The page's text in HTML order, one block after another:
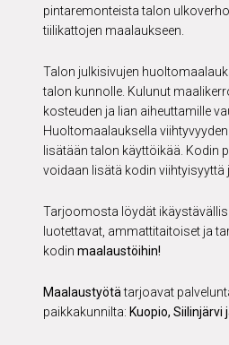
pintaremonteista talon
tiilikattojen maalaukseen.
Talon julkisivujen
talon kunnolle. Kulunut
kosteuden ja lian aiheuttamille
Huoltomaalauksella
lisätään talon käyttöikää. Kodin
voidaan lisätä kodin viihtyisyyttä
Tarjoomosta löydät
luotettavat, ammattitaitoiset ja
kodin maalaustöihin!
Maalaustyötätarjoavat
paikkakunnilta: Kuopio, Siilinjärvi